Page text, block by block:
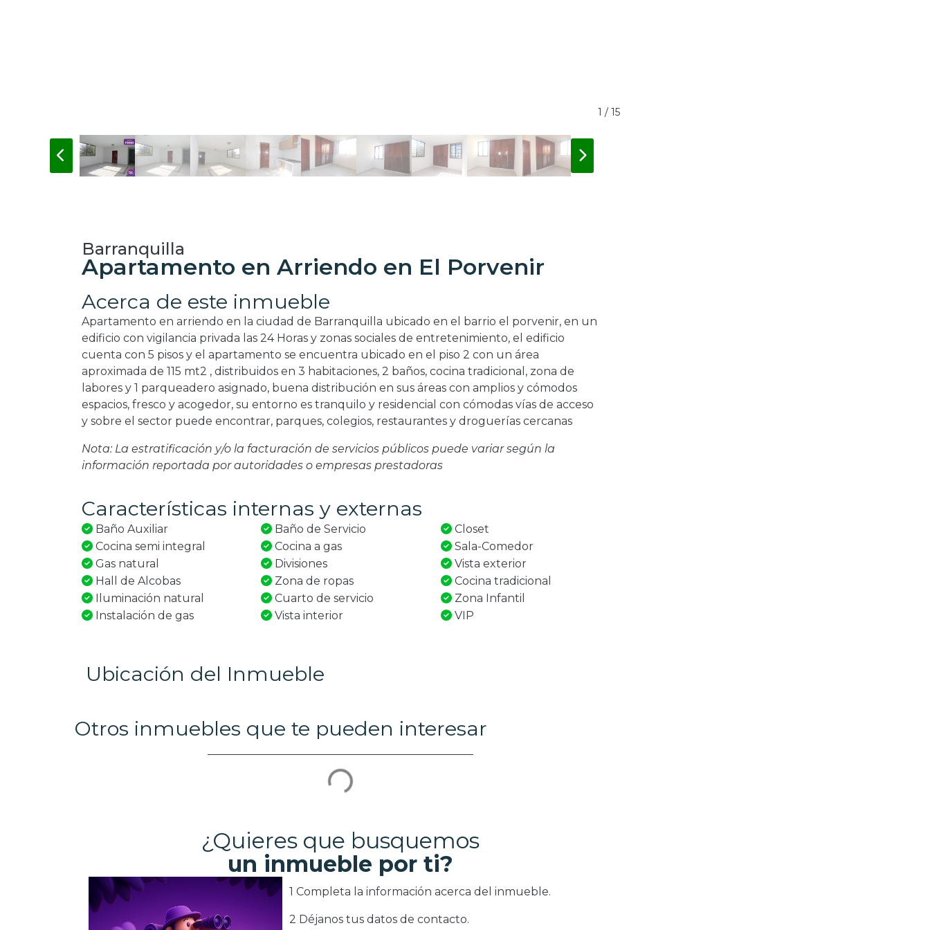
1 / 15
Barranquilla
Apartamento en Arriendo en El Porvenir
Acerca de este inmueble
Apartamento en arriendo en la ciudad de Barranquilla ubicado en el barrio el porvenir, en un
edificio con vigilancia privada las 24 Horas y zonas sociales de entretenimiento, el edificio
cuenta con 5 pisos y el apartamento se encuentra ubicado en el piso 2 con un área
aproximada de 115 mt2 , distribuidos en 3 habitaciones, 2 baños, cocina tradicional, zona de
labores y 1 parqueadero asignado, buena distribución en sus áreas con amplios y cómodos
espacios, fresco y acogedor, su entorno es tranquilo y residencial con cómodas vías de acceso
y sobre el sector puede encontrar, parques, colegios, restaurantes y droguerías cercanas
Nota: La estratificación y/o la facturación de servicios públicos puede variar según la
información reportada por autoridades o empresas prestadoras
Características internas y externas
Baño Auxiliar
Cocina semi integral
Gas natural
Hall de Alcobas
Iluminación natural
Instalación de gas
Baño de Servicio
Cocina a gas
Divisiones
Zona de ropas
Cuarto de servicio
Vista interior
Closet
Sala-Comedor
Vista exterior
Cocina tradicional
Zona Infantil
VIP
Ubicación del Inmueble
Otros inmuebles que te pueden interesar
¿Quieres que busquemos
un inmueble por ti?
1 Completa la información acerca del inmueble.
2 Déjanos tus datos de contacto.